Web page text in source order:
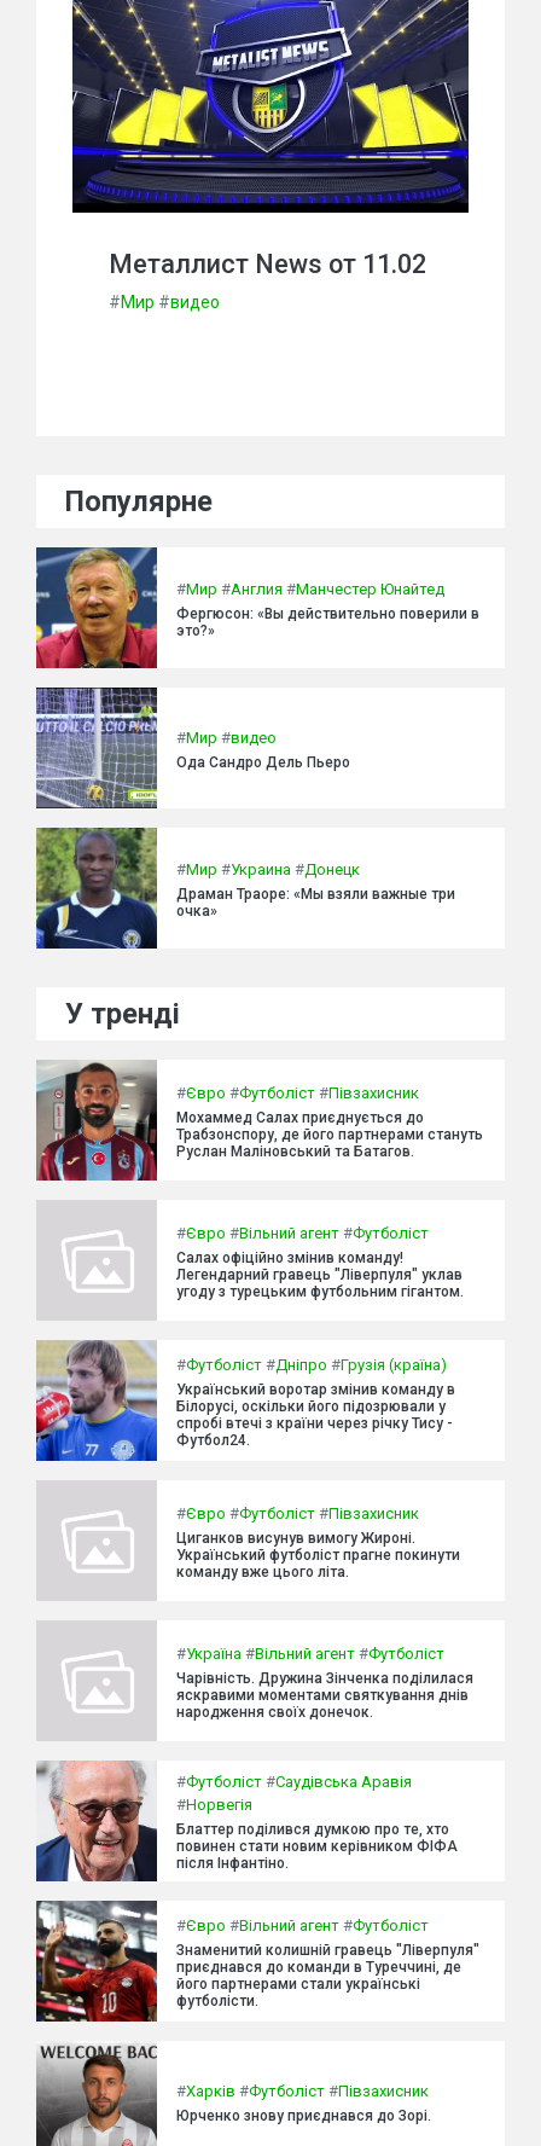
Металлист News от 11.02
#Мир #видео
Популярне
#Мир #Англия #Манчестер Юнайтед
Фергюсон: «Вы действительно поверили в
это?»
#Мир #видео
Ода Сандро Дель Пьеро
#Мир #Украина #Донецк
Драман Траоре: «Мы взяли важные три
очка»
У тренді
#Євро #Футболіст #Півзахисник
Мохаммед Салах приєднується до
Трабзонспору, де його партнерами стануть
Руслан Маліновський та Батагов.
#Євро #Вільний агент #Футболіст
Салах офіційно змінив команду!
Легендарний гравець "Ліверпуля" уклав
угоду з турецьким футбольним гігантом.
#Футболіст #Дніпро #Грузія (країна)
Український воротар змінив команду в
Білорусі, оскільки його підозрювали у
спробі втечі з країни через річку Тису -
Футбол24.
#Євро #Футболіст #Півзахисник
Циганков висунув вимогу Жироні.
Український футболіст прагне покинути
команду вже цього літа.
#Україна #Вільний агент #Футболіст
Чарівність. Дружина Зінченка поділилася
яскравими моментами святкування днів
народження своїх донечок.
#Футболіст #Саудівська Аравія
#Норвегія
Блаттер поділився думкою про те, хто
повинен стати новим керівником ФІФА
після Інфантіно.
#Євро #Вільний агент #Футболіст
Знаменитий колишній гравець "Ліверпуля"
приєднався до команди в Туреччині, де
його партнерами стали українські
футболісти.
#Харків #Футболіст #Півзахисник
Юрченко знову приєднався до Зорі.